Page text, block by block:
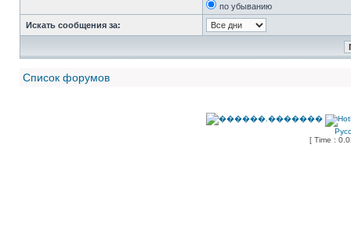
по убыванию
Искать сообщения за:
Список форумов
[ Time :